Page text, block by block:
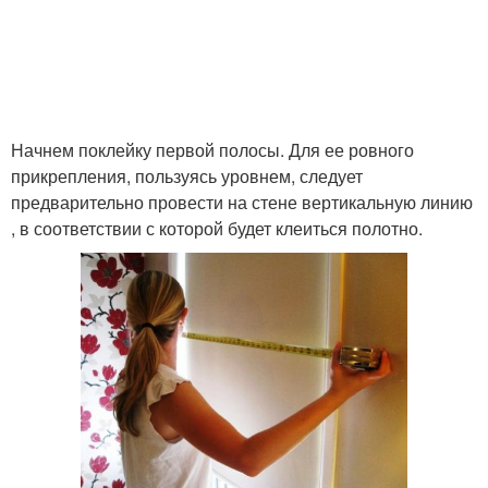
Начнем поклейку первой полосы. Для ее ровного
прикрепления, пользуясь уровнем, следует
предварительно провести на стене вертикальную линию
, в соответствии с которой будет клеиться полотно.